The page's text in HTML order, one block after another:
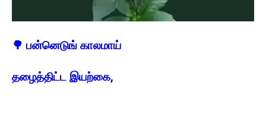
🌳 பன்னெடுங் காலமாய்
தழைத்திட்ட இயற்கை,